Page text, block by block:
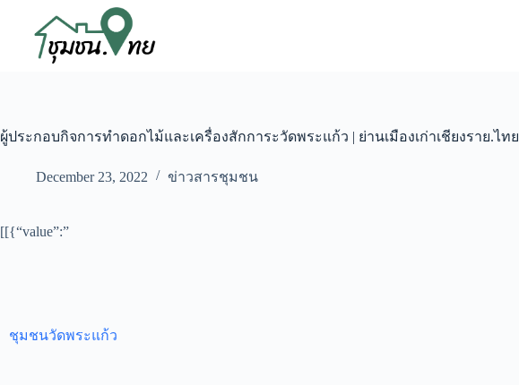
ผู้ประกอบกิจการทำดอกไม้และเครื่องสักการะวัดพระแก้ว | ย่านเมืองเก่าเชียงราย.ไทย
December 23, 2022 ข่าวสารชุมชน
[[{“value”:”
ชุมชนวัดพระแก้ว